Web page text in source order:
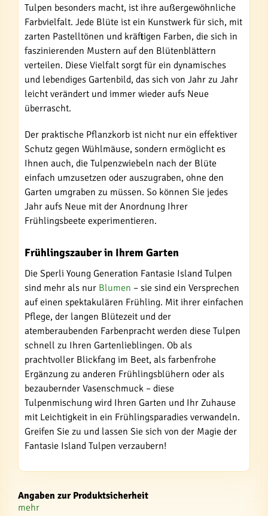
Tulpen besonders macht, ist ihre außergewöhnliche
Farbvielfalt. Jede Blüte ist ein Kunstwerk für sich, mit
zarten Pastelltönen und kräftigen Farben, die sich in
faszinierenden Mustern auf den Blütenblättern
verteilen. Diese Vielfalt sorgt für ein dynamisches
und lebendiges Gartenbild, das sich von Jahr zu Jahr
leicht verändert und immer wieder aufs Neue
überrascht.
Der praktische Pflanzkorb ist nicht nur ein effektiver
Schutz gegen Wühlmäuse, sondern ermöglicht es
Ihnen auch, die Tulpenzwiebeln nach der Blüte
einfach umzusetzen oder auszugraben, ohne den
Garten umgraben zu müssen. So können Sie jedes
Jahr aufs Neue mit der Anordnung Ihrer
Frühlingsbeete experimentieren.
Frühlingszauber in Ihrem Garten
Die Sperli Young Generation Fantasie Island Tulpen
sind mehr als nur Blumen – sie sind ein Versprechen
auf einen spektakulären Frühling. Mit ihrer einfachen
Pflege, der langen Blütezeit und der
atemberaubenden Farbenpracht werden diese Tulpen
schnell zu Ihren Gartenlieblingen. Ob als
prachtvoller Blickfang im Beet, als farbenfrohe
Ergänzung zu anderen Frühlingsblühern oder als
bezaubernder Vasenschmuck – diese
Tulpenmischung wird Ihren Garten und Ihr Zuhause
mit Leichtigkeit in ein Frühlingsparadies verwandeln.
Greifen Sie zu und lassen Sie sich von der Magie der
Fantasie Island Tulpen verzaubern!
Angaben zur Produktsicherheit
mehr